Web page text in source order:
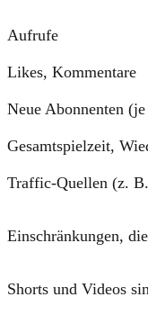
Aufrufe
Likes, Kommentare
Neue Abonnenten
Gesamtspielzeit,
Traffic-Quellen (z.
Einschränkungen,
Shorts und Videos